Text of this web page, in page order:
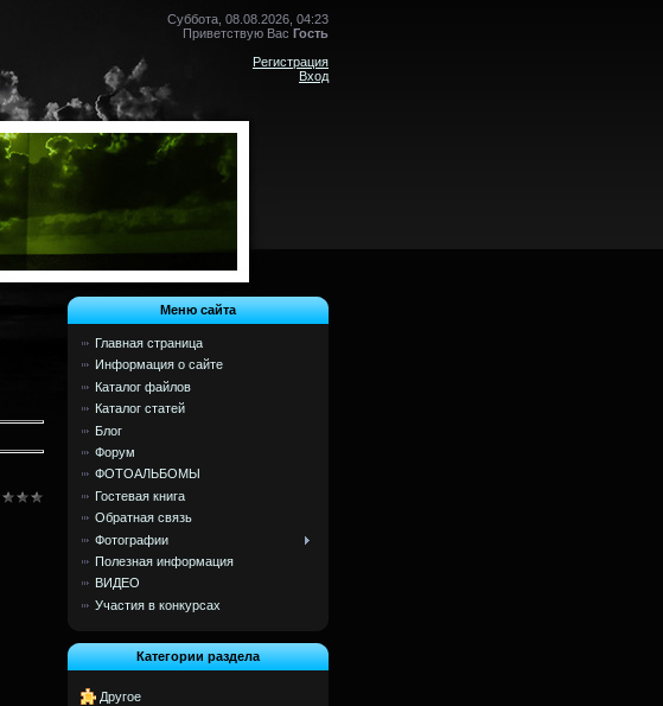
Суббота, 08.08.2026, 04:23
Приветствую Вас Гость
Регистрация
Вход
Меню сайта
Главная страница
Информация о сайте
Каталог файлов
Каталог статей
Блог
Форум
ФОТОАЛЬБОМЫ
Гостевая книга
Обратная связь
Фотографии
Полезная информация
ВИДЕО
Участия в конкурсах
Категории раздела
Другое